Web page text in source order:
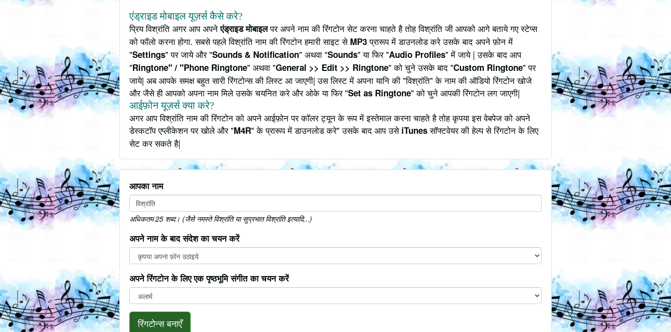
एंड्राइड मोबाइल यूज़र्स कैसे करे?
प्रिय विश्रांति अगर आप अपनेएंड्राइड मोबाइलपर अपने नाम की रिंगटोन सेट करना चाहते है तोह विश्रांति जी आपको आगे बताये गए स्टेप्स
को फॉलो करना होगा. सबसे पहले विश्रांति नाम की रिंगटोन हमारी साइट से MP3प्रारूप में डाउनलोड करे उसके बाद अपने फ़ोन में
"Settings" पर जाये और "Sounds & Notification" अथवा "Sounds" या फिर "Audio Profiles" में जाये | उसके बाद आप
"Ringtone" / "Phone Ringtone" अथवा "General >> Edit >> Ringtone" को चुने उसके बाद "Custom Ringtone" पर
जाये| अब आपके समक्ष बहुत सारी रिंगटोन्स की लिस्ट आ जाएगी| उस लिस्ट में अपना यानि की "विश्रांति" के नाम की ऑडियो रिंगटोन खोजे
और जैसे ही आपको अपना नाम मिले उसके चयनित करे और ओके या फिर "Set as Ringtone" को चुने आपकी रिंगटोन लग जाएगी|
आईफ़ोन यूज़र्स क्या करे?
अगर आप विश्रांति नाम की रिंगटोन को अपने आईफ़ोन पर कॉलर ट्यून के रूप में इस्तेमाल करना चाहते है तोह कृपया इस वेबपेज को अपने
डेस्कटॉप एप्लीकेशन पर खोले और "M4R" के प्रारूप में डाउनलोड करे" उसके बाद आप उसे iTunesसॉफ्टवेयर की हेल्प से रिंगटोन के लिए
सेट कर सकते है|
आपका नाम
अधिकतम 25 शब्द। (जैसे नमस्ते विश्रांति या सुप्रभात विश्रांति इत्यादि...)
अपने नाम के बाद संदेश का चयन करें
अपने रिंगटोन के लिए एक पृष्ठभूमि संगीत का चयन करें
रिंगटोन्स बनाएँ